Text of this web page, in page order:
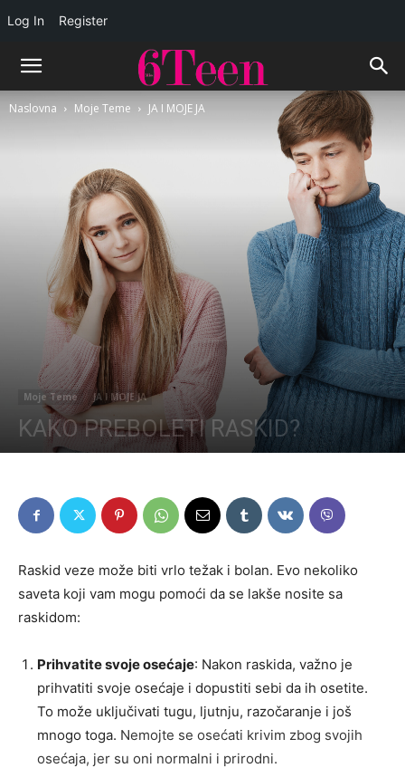
Naslovna Moje Teme JA I MOJE JA
Moje Teme JA I MOJE JA
KAKO PREBOLETI RASKID?
Raskid veze može biti vrlo težak i bolan. Evo nekoliko
saveta koji vam mogu pomoći da se lakše nosite sa
raskidom:
Prihvatite svoje osećaje: Nakon raskida, važno je
prihvatiti svoje osećaje i dopustiti sebi da ih osetite.
To može uključivati tugu, ljutnju, razočaranje i još
mnogo toga. Nemojte se osećati krivim zbog svojih
osećaja, jer su oni normalni i prirodni.
Log In Register